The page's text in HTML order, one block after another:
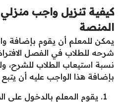
كيفية تنزيل واجب
المنصة
يمكن للمعلم أن يقوم بإضافة
شرحه للطلاب في الفصل
نسبة استيعاب الطلاب للشرح،
بإضافة هذا الواجب عليه أن يتبع
يقوم المعلم بالدخول